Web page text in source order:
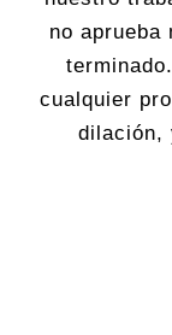
no aprueba
cualquier
dilación,